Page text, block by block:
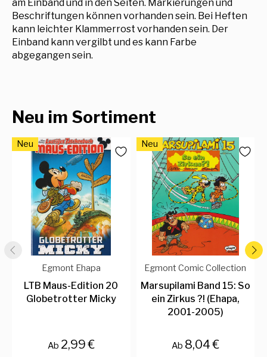
am Einband und in den Seiten. Markierungen und
Beschriftungen können vorhanden sein. Bei Heften
kann leichter Klammerrost vorhanden sein. Der
Einband kann vergilbt und es kann Farbe
abgegangen sein.
Neu im Sortiment
Neu
Egmont Ehapa
LTB Maus-Edition 20
Globetrotter Micky
Ab 2,99 €
Neu
Egmont Comic Collection
Marsupilami Band 15: So
ein Zirkus ?! (Ehapa,
2001-2005)
Ab 8,04 €